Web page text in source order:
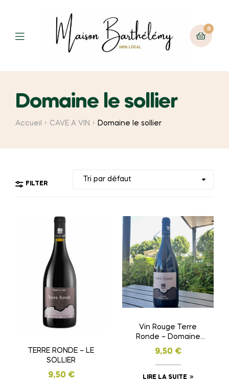
0
Menu
Domaine le sollier
Accueil CAVE A VIN Domaine le sollier
FILTER
TERRE RONDE – LE
SOLLIER
9,50 €
Vin Rouge Terre
Ronde – Domaine
des Cévennes
9,50 €
LIRE LA SUITE